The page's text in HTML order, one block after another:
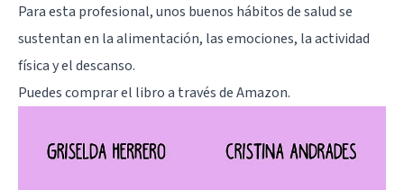
Para esta profesional, unos buenos hábitos de salud se
sustentan en la alimentación, las emociones, la actividad
física y el descanso.
Puedes comprar el libroa través de Amazon.